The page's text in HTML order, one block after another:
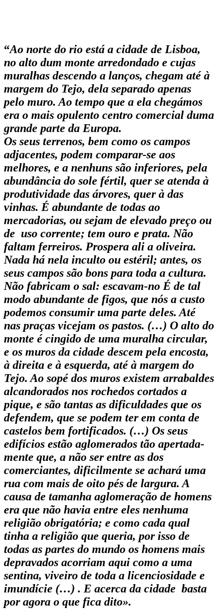
“Ao norte do rio está a cidade de Lisboa,
no alto dum monte arredondado e cujas
muralhas descendo a lanços, chegam até à
margem do Tejo, dela separado apenas
pelo muro. Ao tempo que a ela chegámos
era o mais opulento centro comercial duma
grande parte da Europa.
Os seus terrenos, bem como os campos
adjacentes, podem comparar-se aos
melhores, e a nenhuns são inferiores, pela
abundância do sole fértil, quer se atenda à
produtividade das árvores, quer à das
vinhas. É abundante de todas ao
mercadorias, ou sejam de elevado preço ou
de uso corrente; tem ouro e prata. Não
faltam ferreiros. Prospera ali a oliveira.
Nada há nela inculto ou estéril; antes, os
seus campos são bons para toda a cultura.
Não fabricam o sal: escavam-no É de tal
modo abundante de figos, que nós a custo
podemos consumir uma parte deles. Até
nas praças vicejam os pastos. (…) O alto do
monte é cingido de uma muralha circular,
e os muros da cidade descem pela encosta,
à direita e à esquerda, até à margem do
Tejo. Ao sopé dos muros existem arrabaldes
alcandorados nos rochedos cortados a
pique, e são tantas as dificuldades que os
defendem, que se podem ter em conta de
castelos bem fortificados. (…) Os seus
edifícios estão aglomerados tão apertada­
mente que, a não ser entre as dos
comerciantes, dificilmente se achará uma
rua com mais de oito pés de largura. A
causa de tamanha aglomeração de homens
era que não havia entre eles nenhuma
religião obrigatória; e como cada qual
tinha a religião que queria, por isso de
todas as partes do mundo os homens mais
depravados acorriam aqui como a uma
sentina, viveiro de toda a licen­ciosidade e
imundície (…) . E acerca da cidade basta
por agora o que fica dito».